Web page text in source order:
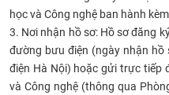
học và Công nghệ ban hành
3. Nơi nhận hồ sơ: Hồ sơ đăng
đường bưu điện (ngày nhận
điện Hà Nội) hoặc gửi trực tiếp
và Công nghệ (thông qua